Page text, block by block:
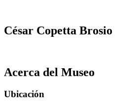
César Copetta Brosio
Acerca del Museo
Ubicación